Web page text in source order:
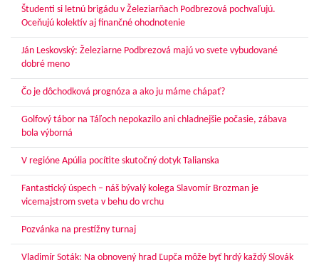
Študenti si letnú brigádu v Železiarňach Podbrezová pochvaľujú.
Oceňujú kolektív aj finančné ohodnotenie
Ján Leskovský: Železiarne Podbrezová majú vo svete vybudované
dobré meno
Čo je dôchodková prognóza a ako ju máme chápať?
Golfový tábor na Táľoch nepokazilo ani chladnejšie počasie, zábava
bola výborná
V regióne Apúlia pocítite skutočný dotyk Talianska
Fantastický úspech – náš bývalý kolega Slavomír Brozman je
vicemajstrom sveta v behu do vrchu
Pozvánka na prestížny turnaj
Vladimír Soták: Na obnovený hrad Ľupča môže byť hrdý každý Slovák